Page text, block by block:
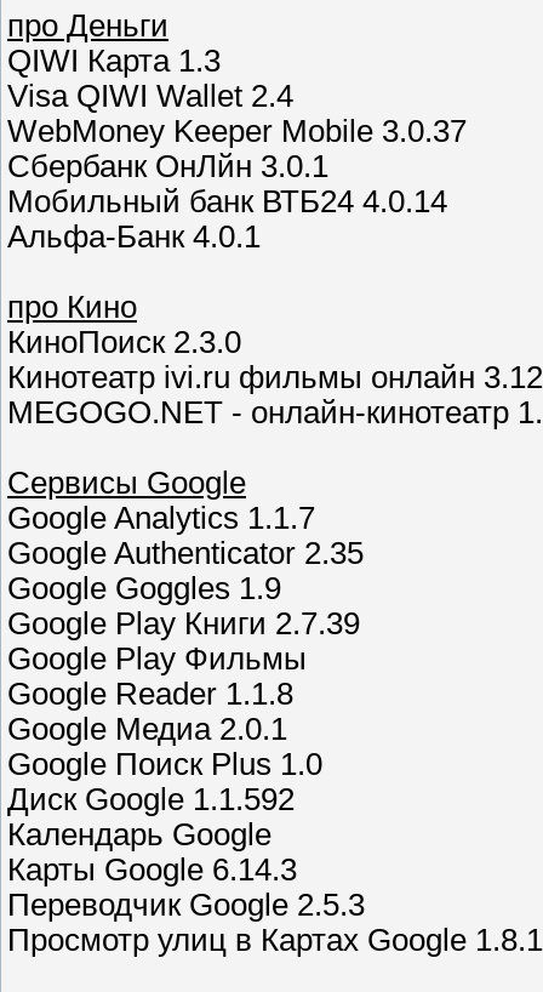
про Деньги
QIWI Карта 1.3
Visa QIWI Wallet 2.4
WebMoney Keeper Mobile 3.0.37
Сбербанк ОнЛйн 3.0.1
Мобильный банк ВТБ24 4.0.14
Альфа-Банк 4.0.1
про Кино
КиноПоиск 2.3.0
Кинотеатр ivi.ru фильмы онлайн 3.12
MEGOGO.NET - онлайн-кинотеатр
Сервисы Google
Google Analytics 1.1.7
Google Authenticator 2.35
Google Goggles 1.9
Google Play Книги 2.7.39
Google Play Фильмы
Google Reader 1.1.8
Google Медиа 2.0.1
Google Поиск Plus 1.0
Диск Google 1.1.592
Календарь Google
Карты Google 6.14.3
Переводчик Google 2.5.3
Просмотр улиц в Картах Google